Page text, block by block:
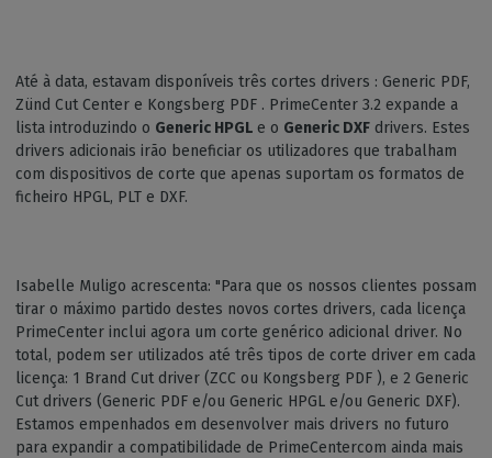
Até à data, estavam disponíveis três cortes drivers : Generic PDF,
Zünd Cut Center e Kongsberg PDF . PrimeCenter 3.2 expande a
lista introduzindo o Generic HPGL e o Generic DXF drivers. Estes
drivers adicionais irão beneficiar os utilizadores que trabalham
com dispositivos de corte que apenas suportam os formatos de
ficheiro HPGL, PLT e DXF.
Isabelle Muligo acrescenta: "Para que os nossos clientes possam
tirar o máximo partido destes novos cortes drivers, cada licença
PrimeCenter inclui agora um corte genérico adicional driver. No
total, podem ser utilizados até três tipos de corte driver em cada
licença: 1 Brand Cut driver (ZCC ou Kongsberg PDF ), e 2 Generic
Cut drivers (Generic PDF e/ou Generic HPGL e/ou Generic DXF).
Estamos empenhados em desenvolver mais drivers no futuro
para expandir a compatibilidade de PrimeCentercom ainda mais